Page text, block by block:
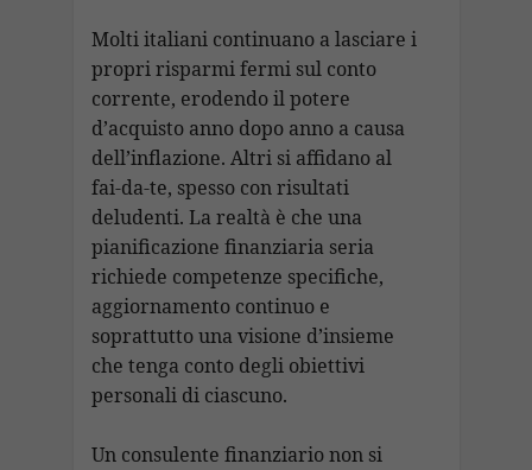
Molti italiani continuano a lasciare i
propri risparmi fermi sul conto
corrente, erodendo il potere
d’acquisto anno dopo anno a causa
dell’inflazione. Altri si affidano al
fai-da-te, spesso con risultati
deludenti. La realtà è che una
pianificazione finanziaria seria
richiede competenze specifiche,
aggiornamento continuo e
soprattutto una visione d’insieme
che tenga conto degli obiettivi
personali di ciascuno.
Un consulente finanziario non si